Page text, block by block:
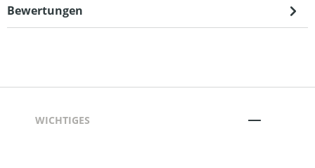
Bewertungen
WICHTIGES